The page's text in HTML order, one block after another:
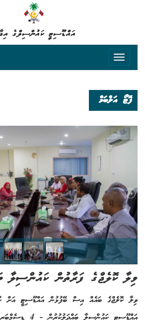
އައްޑޫސިޓީ ކައުންސިލްގެ
ފޮޓޯ އަލްބަމް
ވިލާ ކޮލެޖްގެ ފަރާތުން ކައުންސިލާ
ވިލާ ކޮލެޖްގެ ބައެއް އިސް ބޭފުޅުން އައްޑޫސިޓީ އަށް